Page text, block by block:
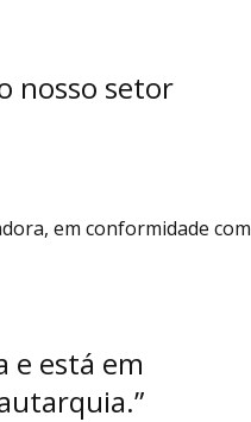
nosso setor
em conformidade com
e está em